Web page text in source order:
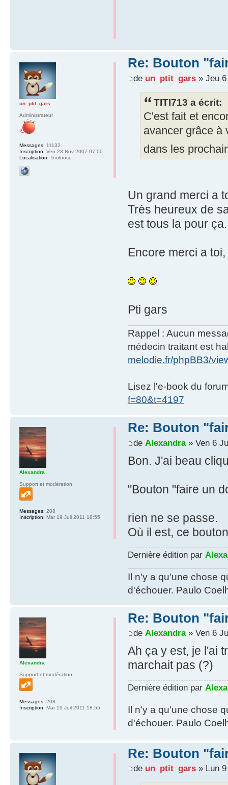
Re: Bouton
de un_ptit_gars» Jeu 6
TITI713 a écrit:
C'est fait et
avancer grâce à
dans les
Un grand merci a
Très heureux de
est tous la pour
Encore merci a
Pti gars
Rappel : Aucun
médecin traitant est
melodie.fr/phpBB3/
Lisez l'e-book du
f=80&t=4197
un_ptit_gars
Administrateur
Messages: 11132
Inscription: Ven 23 Nov 2007 07:00
Localisation: Toulouse
Re: Bouton
de Alexandra» Ven 6
Bon. J'ai beau
"Bouton "faire un
rien ne se passe.
Où il est, ce
Dernière édition par
Il n'y a qu'une chose
d'échouer. Paulo
Alexandra
Support et modération
Messages: 208
Inscription: Mar 19 Juil 2011 18:55
Re: Bouton
de Alexandra» Ven 6
Ah ça y est, je l'ai
marchait pas (?)
Dernière édition par
Il n'y a qu'une chose
d'échouer. Paulo
Alexandra
Support et modération
Messages: 208
Inscription: Mar 19 Juil 2011 18:55
Re: Bouton
de un_ptit_gars» Lun 9